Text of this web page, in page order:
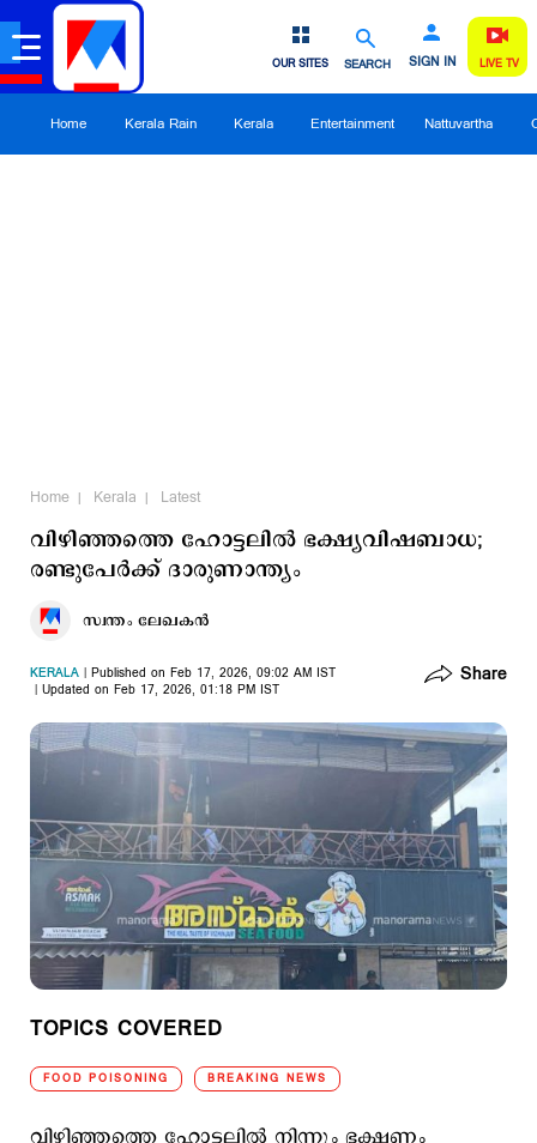
SEARCH SIGN IN
OUR SITES LIVE TV
Home Kerala Rain Kerala Entertainment Nattuvartha
Home Kerala Latest
വിഴിഞ്ഞത്തെ ഹോട്ടലില്‍ ഭക്ഷ്യവിഷബാധ;
രണ്ടുപേര്‍ക്ക് ദാരുണാന്ത്യം
സ്വന്തം ലേഖകൻ
KERALA
Published on Feb 17, 2026, 09:02 AM IST
Updated on Feb 17, 2026, 01:18 PM IST
Share
TOPICS COVERED
FOOD POISONING BREAKING NEWS
വിഴിഞ്ഞത്തെ ഹോട്ടലിൽ നിന്നും ഭക്ഷണം